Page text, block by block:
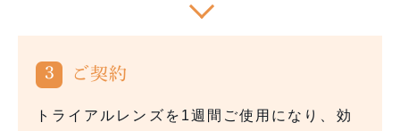
3 ご契約
トライアルレンズを1週間ご使用になり、効